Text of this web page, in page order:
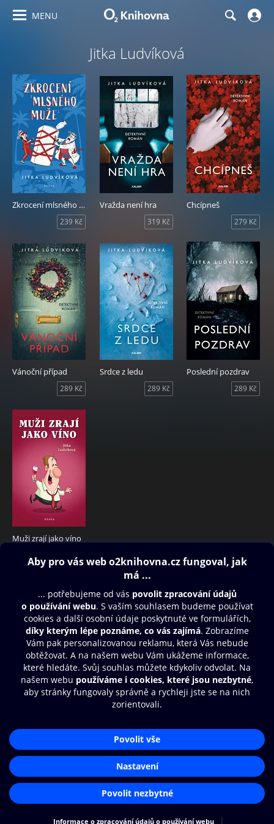
MENU
Jitka Ludvíková
Zkrocení mlsného muže
239 Kč
Vražda není hra
319 Kč
Chcípneš
279 Kč
Vánoční případ
289 Kč
Srdce z ledu
289 Kč
Poslední pozdrav
289 Kč
Muži zrají jako víno
179 Kč
Obsah ke stažení
Moje O2 Knihovna
Další zábava
© O2 Czech Republic a.s.
Přístupnost
Zásady zpracování osobních údajů
Nastavení cookies
Aplikace O2 Knihovna
Čti a poslouchej své e-knihy a
audioknihy rychleji a pohodlněji.